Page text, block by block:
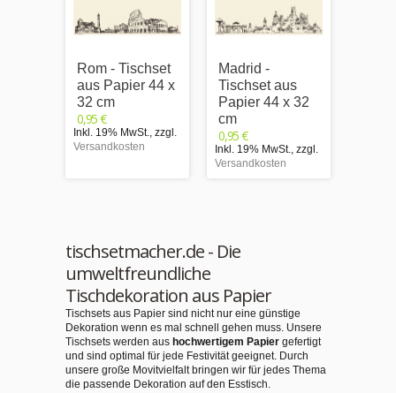
Rom - Tischset
aus Papier 44 x
32 cm
0,95 €
Inkl. 19% MwSt., zzgl.
Versandkosten
Madrid -
Tischset aus
Papier 44 x 32
cm
0,95 €
Inkl. 19% MwSt., zzgl.
Versandkosten
tischsetmacher.de - Die
umweltfreundliche
Tischdekoration aus Papier
Tischsets aus Papier sind nicht nur eine günstige
Dekoration wenn es mal schnell gehen muss. Unsere
Tischsets werden aus hochwertigem Papier gefertigt
und sind optimal für jede Festivität geeignet. Durch
unsere große Movitvielfalt bringen wir für jedes Thema
die passende Dekoration auf den Esstisch.